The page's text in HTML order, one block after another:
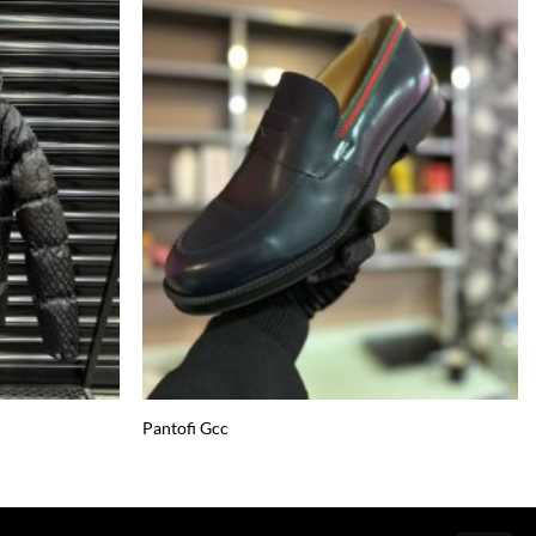
Add to
wishlist
wishlist
Pantofi Gcc